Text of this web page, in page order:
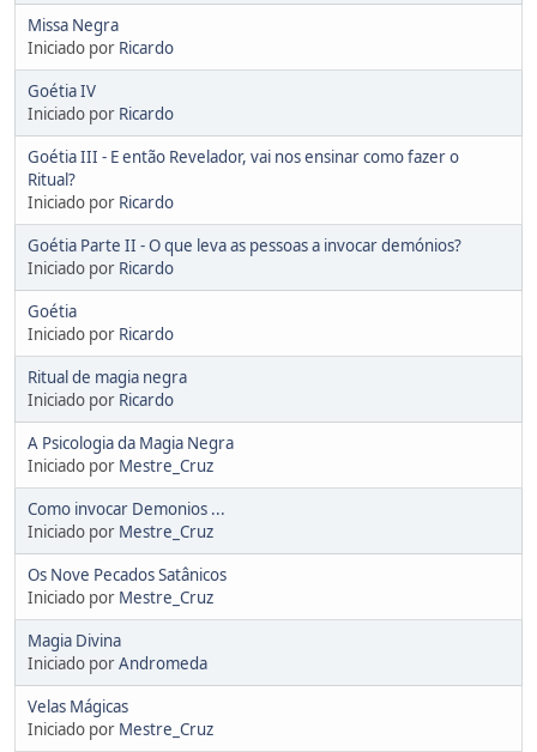
Missa Negra
Iniciado por Ricardo
Goétia IV
Iniciado por Ricardo
Goétia III - E então Revelador, vai nos ensinar como fazer o
Ritual?
Iniciado por Ricardo
Goétia Parte II - O que leva as pessoas a invocar demónios?
Iniciado por Ricardo
Goétia
Iniciado por Ricardo
Ritual de magia negra
Iniciado por Ricardo
A Psicologia da Magia Negra
Iniciado por Mestre_Cruz
Como invocar Demonios ...
Iniciado por Mestre_Cruz
Os Nove Pecados Satânicos
Iniciado por Mestre_Cruz
Magia Divina
Iniciado porAndromeda
Velas Mágicas
Iniciado por Mestre_Cruz